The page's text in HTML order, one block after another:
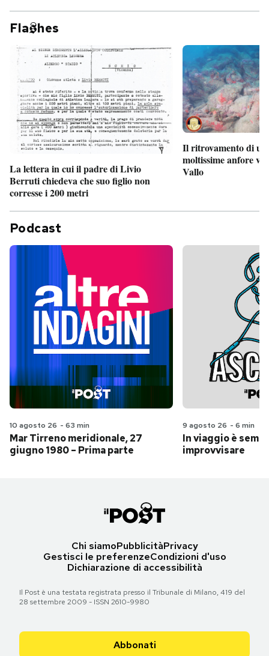
Fla hes
La lettera in cui il padre di Livio
Berruti chiedeva che suo figlio non
corresse i 200 metri
Il ritrovamento di
moltissime anfore
Vallo
Podcast
10 agosto 26 - 63 min
Mar Tirreno meridionale, 27
giugno 1980 – Prima parte
9 agosto 26 - 6 min
In viaggio è
improvvisare
Chi siamoPubblicitàPrivacy
Gestisci le preferenzeCondizioni d'uso
Dichiarazione di accessibilità
Il Post è una testata registrata presso il Tribunale di Milano, 419 del
28 settembre 2009 - ISSN 2610-9980
Abbonati